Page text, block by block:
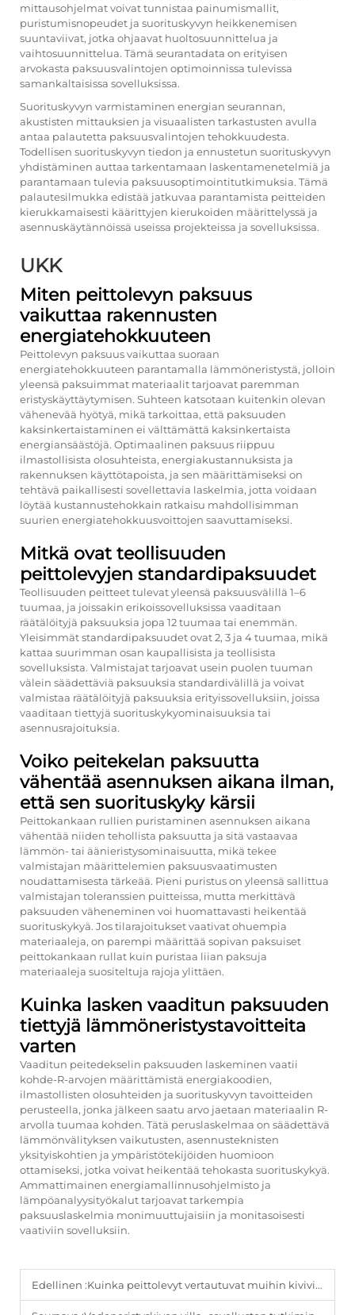
mittausohjelmat voivat tunnistaa painumismallit,
puristumisnopeudet ja suorituskyvyn heikkenemisen
suuntaviivat, jotka ohjaavat huoltosuunnittelua ja
vaihtosuunnittelua. Tämä seurantadata on erityisen
arvokasta paksuusvalintojen optimoinnissa tulevissa
samankaltaisissa sovelluksissa.
Suorituskyvyn varmistaminen energian seurannan,
akustisten mittauksien ja visuaalisten tarkastusten avulla
antaa palautetta paksuusvalintojen tehokkuudesta.
Todellisen suorituskyvyn tiedon ja ennustetun suorituskyvyn
yhdistäminen auttaa tarkentamaan laskentamenetelmiä ja
parantamaan tulevia paksuusoptimointitutkimuksia. Tämä
palautesilmukka edistää jatkuvaa parantamista peitteiden
kierukkamaisesti käärittyjen kierukoiden määrittelyssä ja
asennuskäytännöissä useissa projekteissa ja sovelluksissa.
UKK
Miten peittolevyn paksuus
vaikuttaa rakennusten
energiatehokkuuteen
Peittolevyn paksuus vaikuttaa suoraan
energiatehokkuuteen parantamalla lämmöneristystä, jolloin
yleensä paksuimmat materiaalit tarjoavat paremman
eristyskäyttäytymisen. Suhteen katsotaan kuitenkin olevan
vähenevää hyötyä, mikä tarkoittaa, että paksuuden
kaksinkertaistaminen ei välttämättä kaksinkertaista
energiansäästöjä. Optimaalinen paksuus riippuu
ilmastollisista olosuhteista, energiakustannuksista ja
rakennuksen käyttötapoista, ja sen määrittämiseksi on
tehtävä paikallisesti sovellettavia laskelmia, jotta voidaan
löytää kustannustehokkain ratkaisu mahdollisimman
suurien energiatehokkuusvoittojen saavuttamiseksi.
Mitkä ovat teollisuuden
peittolevyjen standardipaksuudet
Teollisuuden peitteet tulevat yleensä paksuusvälillä 1–6
tuumaa, ja joissakin erikoissovelluksissa vaaditaan
räätälöityjä paksuuksia jopa 12 tuumaa tai enemmän.
Yleisimmät standardipaksuudet ovat 2, 3 ja 4 tuumaa, mikä
kattaa suurimman osan kaupallisista ja teollisista
sovelluksista. Valmistajat tarjoavat usein puolen tuuman
välein säädettäviä paksuuksia standardivälillä ja voivat
valmistaa räätälöityjä paksuuksia erityissovelluksiin, joissa
vaaditaan tiettyjä suorituskykyominaisuuksia tai
asennusrajoituksia.
Voiko peitekelan paksuutta
vähentää asennuksen aikana ilman,
että sen suorituskyky kärsii
Peittokankaan rullien puristaminen asennuksen aikana
vähentää niiden tehollista paksuutta ja sitä vastaavaa
lämmön- tai äänieristysominaisuutta, mikä tekee
valmistajan määrittelemien paksuusvaatimusten
noudattamisesta tärkeää. Pieni puristus on yleensä sallittua
valmistajan toleranssien puitteissa, mutta merkittävä
paksuuden väheneminen voi huomattavasti heikentää
suorituskykyä. Jos tilarajoitukset vaativat ohuempia
materiaaleja, on parempi määrittää sopivan paksuiset
peittokankaan rullat kuin puristaa liian paksuja
materiaaleja suositeltuja rajoja ylittäen.
Kuinka lasken vaaditun paksuuden
tiettyjä lämmöneristystavoitteita
varten
Vaaditun peitedekselin paksuuden laskeminen vaatii
kohde-R-arvojen määrittämistä energiakoodien,
ilmastollisten olosuhteiden ja suorituskyvyn tavoitteiden
perusteella, jonka jälkeen saatu arvo jaetaan materiaalin R-
arvolla tuumaa kohden. Tätä peruslaskelmaa on säädettävä
lämmönvälityksen vaikutusten, asennusteknisten
yksityiskohtien ja ympäristötekijöiden huomioon
ottamiseksi, jotka voivat heikentää tehokasta suorituskykyä.
Ammattimainen energiamallinnusohjelmisto ja
lämpöanalyysityökalut tarjoavat tarkempia
paksuuslaskelmia monimuuttujaisiin ja monitasoisesti
vaativiin sovelluksiin.
Edellinen :Kuinka peittolevyt vertautuvat muihin kivivillalämmöneristysmuotoihin?